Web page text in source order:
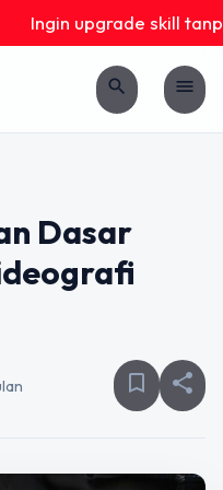
Ingin upgrade skill
search menu
Dasar
bookmark_border share